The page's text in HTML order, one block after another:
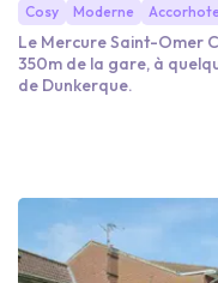
Cosy Moderne
Le Mercure Saint-Omer
350m de la gare, à
de Dunkerque.